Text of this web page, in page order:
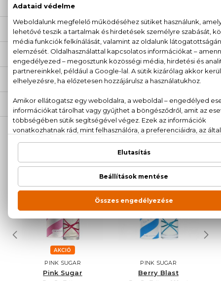
LEÍRÁS
ÉRTÉKELÉSEK (0)
SZÁLLÍTÁS
NEKED AJÁNLJUK
AKCIÓ
PINK SUGAR
Pink Sugar
PINK SUGAR
Berry Blast